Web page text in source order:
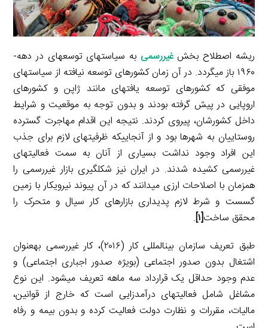
ریشه اصطلاح بخشغیررسمی به سیاست­های توسعه­ای در دهه­
۱۹۶۰ باز می­گردد. در آن زمان کشورهای توسعه نیافته از سیاست­های
موفقی که کشورهای توسعه­ یافته­ای مانند ژاپن و کشورهای
اروپایی در پیش گرفته بودند و بدون توجه به موقعیت و شرایط
داخل کشورشان، پیروی کردند. نتیجه این اقدام مهاجرت گسترده
روستاییان به شهرها بود و از آنجاییکه ظرفیت­های لازم برای جذب
این افراد وجود نداشت بسیاری از آنان به سمت فعالیت­های
غیررسمی کشیده شدند. در ایران نیز شکل­گیری بازار غیررسمی را
همزمان با اصلاحات ارزی می­دانند که در آن پیوند نیروی­کار با زمین
گسست و شرط لازم پدیداری بازارهای کار سیال و متحرک را
محقق ساخت[۱] .
طبق تعریف سازمان بین­المللی کار (۲۰۱۶)، کار غیررسمی به­عنوان
اشتغال بدون صدور اجتماعی (بویژه صدور اجباری اجتماعی) و
عدم وجود حداقل یک قرارداد سه ماهه تعریف می­شود. این نوع
مشاغل شامل فعالیت­های درآمدزایی است که خارج از قوانین،
مالیات، مقررات و نظارت دولت فعالیت کرده و بدون بیمه و رفاه